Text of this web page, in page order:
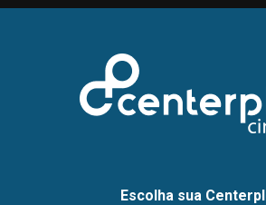
Escolha sua